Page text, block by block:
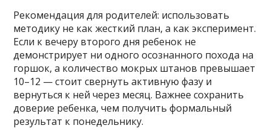
Рекомендация для родителей: использовать
методику не как жесткий план, а как эксперимент.
Если к вечеру второго дня ребенок не
демонстрирует ни одного осознанного похода на
горшок, а количество мокрых штанов превышает
10–12 — стоит свернуть активную фазу и
вернуться к ней через месяц. Важнее сохранить
доверие ребенка, чем получить формальный
результат к понедельнику.